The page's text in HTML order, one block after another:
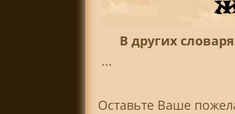
В других
...
Оставьте Ваше